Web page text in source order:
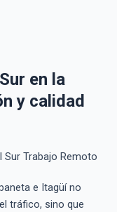
en la
y calidad
e Itagüí no
tráfico, sino que